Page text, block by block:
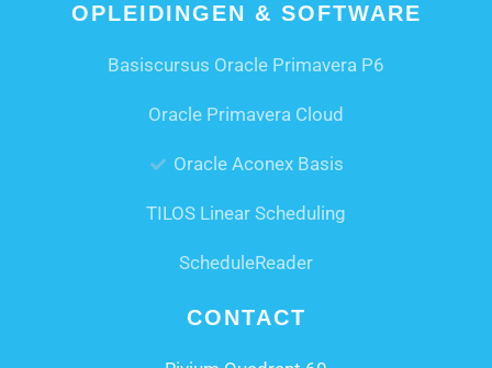
OPLEIDINGEN & SOFTWARE
Basiscursus Oracle Primavera P6
Oracle Primavera Cloud
Oracle Aconex Basis
TILOS Linear Scheduling
ScheduleReader
CONTACT